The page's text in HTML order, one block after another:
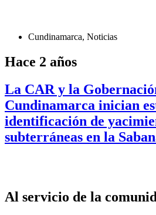
Cundinamarca, Noticias
Hace 2 años
La CAR y la
Cundinamarca inician
identificación de
subterráneas en la
Al servicio de la